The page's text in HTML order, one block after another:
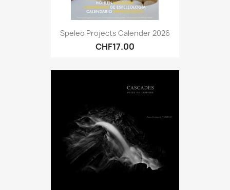
Speleo Projects Calender 2026
CHF17.00